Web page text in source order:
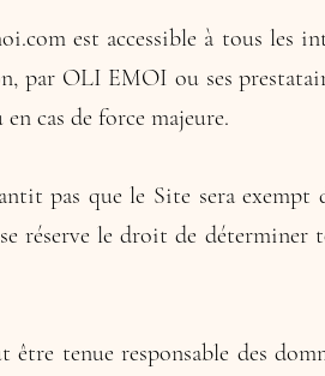
est accessible à tous les
par OLI EMOI ou ses
cas de force majeure.
pas que le Site sera exempt
réserve le droit de
tenue responsable des